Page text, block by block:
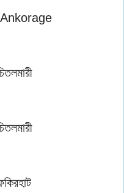
Ankorage
বন্দর
চিতলমারী
চিতলমারী
ফকিরহাট